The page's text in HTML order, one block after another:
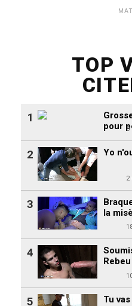
TOP
pour 3
1
Yo
2
2
la
3
Rebeu
4
Tu
5